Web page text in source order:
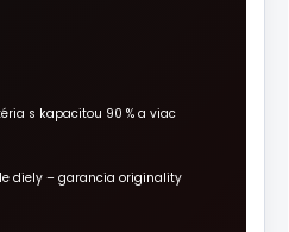
s kapacitou 90 % a viac
diely – garancia originality